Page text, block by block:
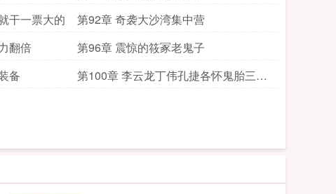
干一票大的
第92章 奇袭大沙湾集中营
翻倍
第96章 震惊的筱冢老鬼子
备
第100章 李云龙丁伟孔捷各怀鬼胎三更